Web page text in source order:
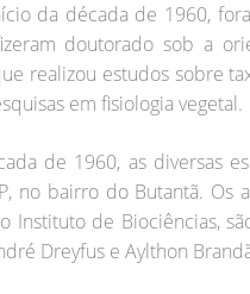
da década de 1960,
doutorado sob a
realizou estudos sobre
em fisiologia vegetal.
de 1960, as diversas
no bairro do Butantã. Os
Instituto de Biociências,
Dreyfus e Aylthon